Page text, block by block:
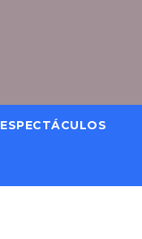
ESPECTÁCULOS